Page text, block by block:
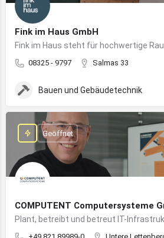
Fink im Haus GmbH
08325 - 9797 Salmas 33
Bauen und Gebäudetechnik
COMPUTENT Computersysteme
Geöffnet